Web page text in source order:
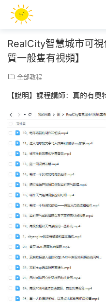
RealCity智慧城市可
質一般隻有視頻】
全部教程
【說明】課程講師：真的有奧